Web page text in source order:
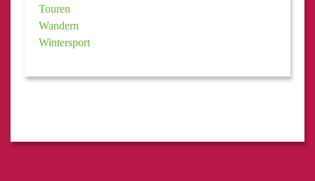
Touren
Wandern
Wintersport